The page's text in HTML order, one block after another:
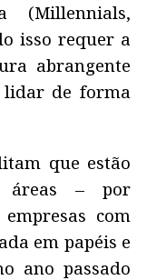
(Millennials,
isso requer a
abrangente
de forma
que estão
áreas – por
com
em papéis e
ano passado